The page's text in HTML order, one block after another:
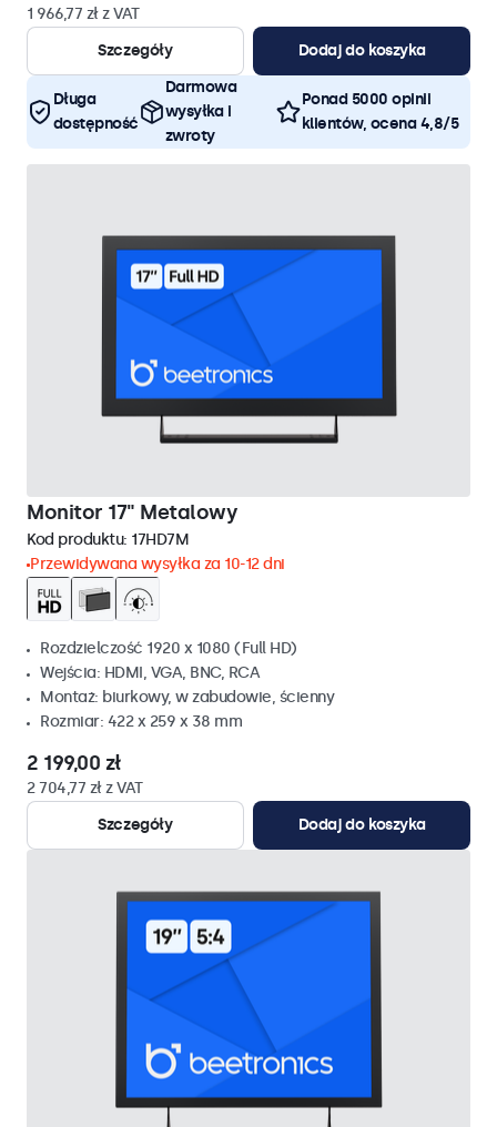
1 966,77 zł z VAT
Szczegóły
Dodaj do koszyka
Długa
dostępność
Darmowa
wysyłka i
zwroty
Ponad 5000 opinii
klientów, ocena 4,8/5
Monitor 17" Metalowy
Kod produktu: 17HD7M
Przewidywana wysyłka za 10-12 dni
Rozdzielczość 1920 x 1080 (Full HD)
Wejścia: HDMI, VGA, BNC, RCA
Montaż: biurkowy, w zabudowie, ścienny
Rozmiar: 422 x 259 x 38 mm
2 199,00 zł
2 704,77 zł z VAT
Szczegóły
Dodaj do koszyka